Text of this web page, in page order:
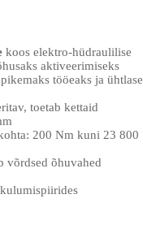
koos elektro-hüdraulilise
aktiveerimiseks
tööeaks ja
toetab kettaid
200 Nm kuni 23 800
võrdsed õhuvahed